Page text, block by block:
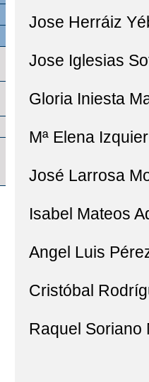
Jose Herráiz
Jose Iglesias
Gloria Iniesta
Mª Elena
José Larrosa
Isabel Mateos
Angel Luis
Cristóbal
Raquel Soriano